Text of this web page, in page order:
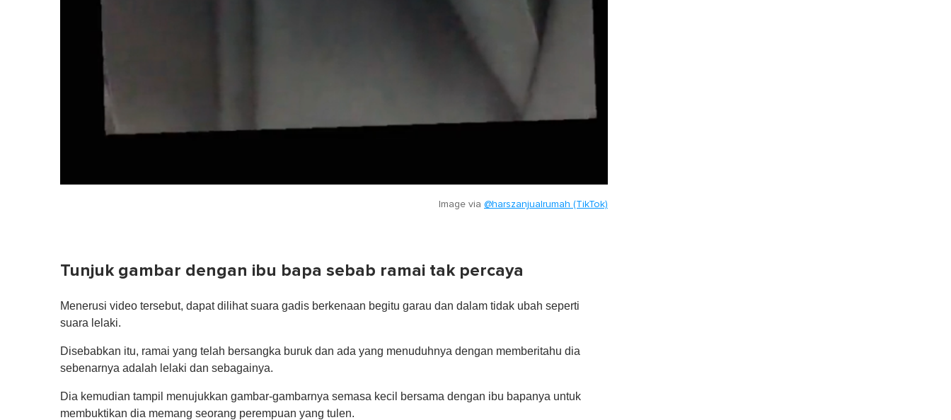
Image via @harszanjualrumah (TikTok)
Tunjuk gambar dengan ibu bapa sebab ramai tak percaya
Menerusi video tersebut, dapat dilihat suara gadis berkenaan begitu garau dan dalam tidak ubah seperti
suara lelaki.
Disebabkan itu, ramai yang telah bersangka buruk dan ada yang menuduhnya dengan memberitahu dia
sebenarnya adalah lelaki dan sebagainya.
Dia kemudian tampil menujukkan gambar-gambarnya semasa kecil bersama dengan ibu bapanya untuk
membuktikan dia memang seorang perempuan yang tulen.